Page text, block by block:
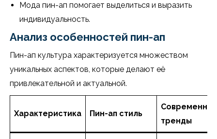
Мода пин-ап помогает выделиться и выразить
индивидуальность.
Анализ особенностей пин-ап
Пин-ап культура характеризуется множеством
уникальных аспектов, которые делают её
привлекательной и актуальной.
Характеристика Пин-ап стиль
тренды